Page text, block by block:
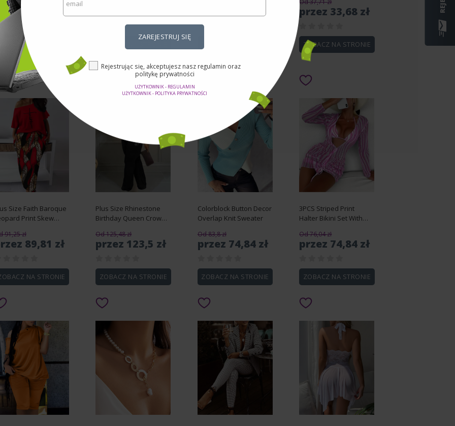
ZAREJESTRUJ SIĘ
Rejestrując się, akceptujesz nasz regulamin oraz
politykę prywatności
UŻYTKOWNIK - REGULAMIN
UŻYTKOWNIK - POLITYKA PRYWATNOŚCI
180,18 zł
160,92
ZOBACZ NA STRONIE
przez 93,56 zł
Od 37,71 zł
przez 33,68 zł
ZOBACZ NA STRONIE
Size Faith Baroque
Print Skew
Set
91,25 zł
89,81 zł
NA STRONIE
Plus Size Rhinestone
Birthday Queen Crown
Pants Set
Od 125,48 zł
przez 123,5 zł
ZOBACZ NA STRONIE
Colorblock Button Decor
Overlap Knit Sweater
Od 83,8 zł
przez 74,84 zł
ZOBACZ NA STRONIE
3PCS Striped Print
Halter Bikini Set With
Od 76,04 zł
przez 74,84 zł
ZOBACZ NA STRONIE